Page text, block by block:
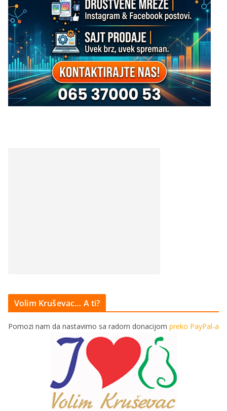
Volim Kruševac… A ti?
Pomozi nam da nastavimo sa radom donacijom preko PayPal-a